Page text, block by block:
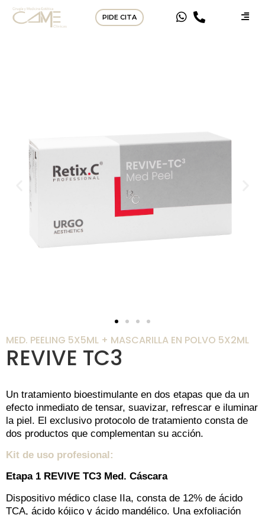
PIDE CITA
MED. PEELING 5X5ML + MASCARILLA EN POLVO 5X2ML
REVIVE TC3
Un tratamiento bioestimulante en dos etapas que da un
efecto inmediato de tensar, suavizar, refrescar e iluminar
la piel. El exclusivo protocolo de tratamiento consta de
dos productos que complementan su acción.
Kit de uso profesional:
Etapa 1 REVIVE TC3 Med. Cáscara
Dispositivo médico clase IIa, consta de 12% de ácido
TCA, ácido kójico y ácido mandélico. Una exfoliación